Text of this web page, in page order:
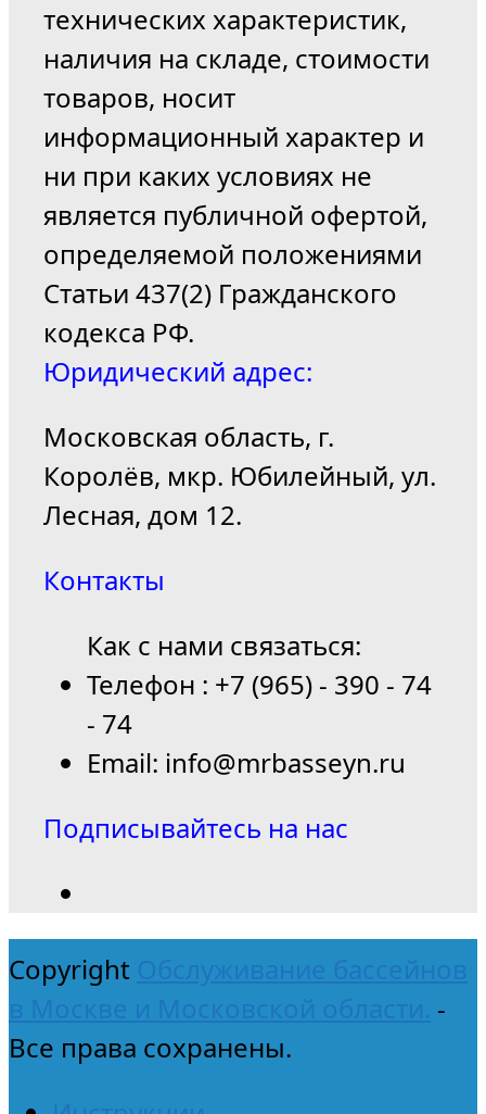
технических характеристик,
наличия на складе, стоимости
товаров, носит
информационный характер и
ни при каких условиях не
является публичной офертой,
определяемой положениями
Статьи 437(2) Гражданского
кодекса РФ.
Юридический адрес:
Московская область, г.
Королёв, мкр. Юбилейный, ул.
Лесная, дом 12.
Контакты
Как с нами связаться:
Телефон : +7 (965) - 390 - 74
- 74
Email: info@mrbasseyn.ru
Подписывайтесь на нас
Copyright Обслуживание бассейнов
в Москве и Московской области. -
Все права сохранены.